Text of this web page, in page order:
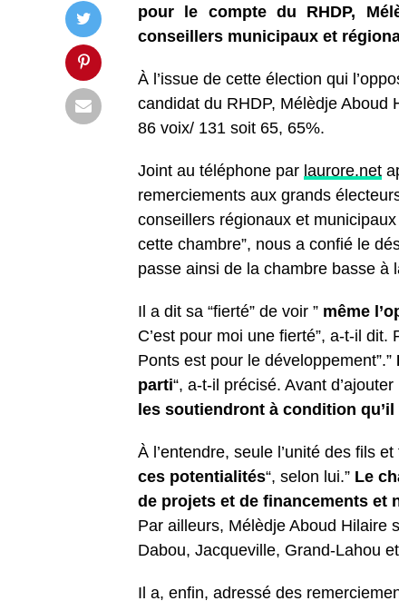
pour le compte du RHDP,
conseillers municipaux et
À l’issue de cette élection qui
candidat du RHDP, Mélèdje Aboud
86 voix/ 131 soit 65, 65%.
Joint au téléphone par laurore.net
remerciements aux grands
conseillers régionaux et
cette chambre”, nous a confié le
passe ainsi de la chambre basse à
Il a dit sa “fierté” de voir ” même
C’est pour moi une fierté”, a-t-il
Ponts est pour le développement”.”
parti“, a-t-il précisé. Avant d’ajouter
les soutiendront à condition
À l’entendre, seule l’unité des fils
ces potentialités“, selon lui.” Le
de projets et de financements et
Par ailleurs, Mélèdje Aboud Hilaire
Dabou, Jacqueville, Grand-Lahou
Il a, enfin, adressé des